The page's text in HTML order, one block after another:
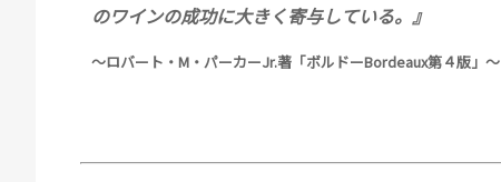
のワインの成功に大きく寄与している。』
～ロバート・ M ・パーカーJr.著「ボルドーBordeaux第４版」～